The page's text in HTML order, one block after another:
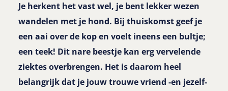
Je herkent het vast wel, je bent lekker wezen
wandelen met je hond. Bij thuiskomst geef je
een aai over de kop en voelt ineens een bultje;
een teek! Dit nare beestje kan erg vervelende
ziektes overbrengen. Het is daarom heel
belangrijk dat je jouw trouwe vriend -en jezelf-